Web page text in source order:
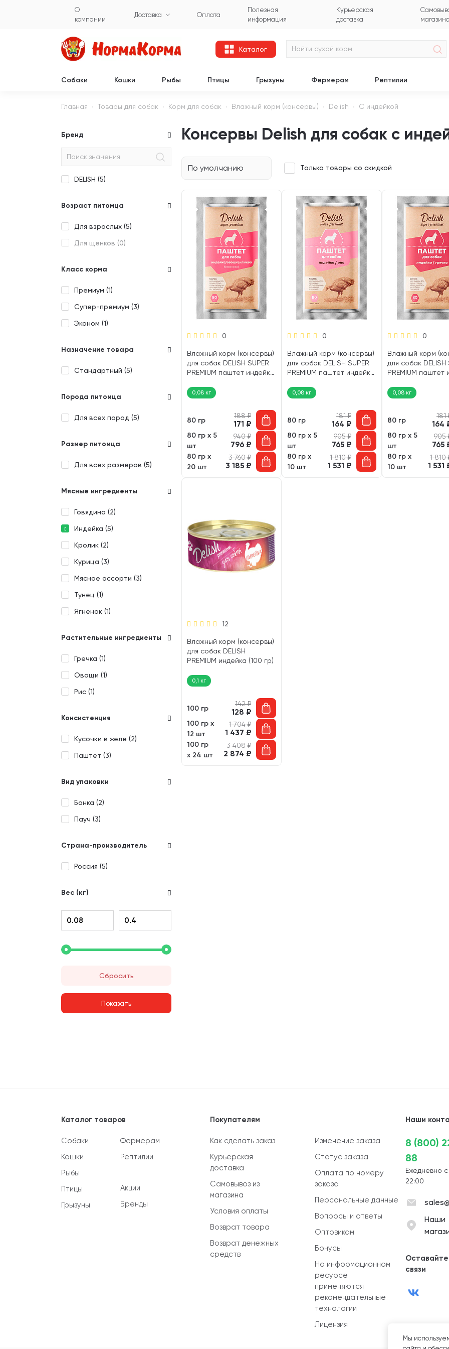
О
компании
Доставка Оплата
Полезная
информация
Курьерская
доставка
Каталог
Собаки Кошки Рыбы Птицы Грызуны Фермерам Рептилии
Главная Товары для собак Корм для собак Влажный корм (консервы) Delish С индейкой
Бренд
DELISH (5)
Возраст питомца
Для взрослых (5)
Для щенков (0)
Класс корма
Премиум (1)
Супер-премиум (3)
Эконом (1)
Назначение товара
Стандартный (5)
Порода питомца
Для всех пород (5)
Размер питомца
Для всех размеров (5)
Мясные ингредиенты
Говядина (2)
Индейка (5)
Кролик (2)
Курица (3)
Мясное ассорти (3)
Тунец (1)
Ягненок (1)
Растительные ингредиенты
Гречка (1)
Овощи (1)
Рис (1)
Консистенция
Кусочки в желе (2)
Паштет (3)
Вид упаковки
Банка (2)
Пауч (3)
Страна-производитель
Россия (5)
Вес (кг)
Сбросить
Консервы Delish для собак с
По умолчанию Только товары со скидкой
0
Влажный корм (консервы)
для собак DELISH SUPER
PREMIUM паштет индейка,
0,08 кг
80 гр
188₽
171 ₽
80 гр х 5
шт
940₽
796 ₽
80 гр х
20 шт
3 760₽
3 185 ₽
0
Влажный корм (консервы)
для собак DELISH SUPER
PREMIUM паштет индейка,
0,08 кг
80 гр
181₽
164 ₽
80 гр х 5
шт
905₽
765 ₽
80 гр х
10 шт
1 810₽
1 531 ₽
0
Влажный корм
для собак DELISH
PREMIUM паштет
0,08 кг
80 гр
181
164
80 гр х 5
шт
905
765
80 гр х
10 шт
1 810
1 531
12
Влажный корм (консервы)
для собак DELISH
PREMIUM индейка (100 гр)
0,1 кг
100 гр
142₽
128 ₽
100 гр х
12 шт
1 704₽
1 437 ₽
100 гр
х 24 шт
3 408₽
2 874 ₽
Каталог товаров
Собаки
Кошки
Рыбы
Птицы
Грызуны
Фермерам
Рептилии
Акции
Бренды
Покупателям
Как сделать заказ
Курьерская
доставка
Самовывоз из
магазина
Условия оплаты
Возврат товара
Возврат денежных
средств
Изменение заказа
Статус заказа
Оплата по номеру
заказа
Персональные данные
Вопросы и ответы
Оптовикам
Бонусы
На информационном
ресурсе
применяются
рекомендательные
технологии
Лицензия
Наши
8 (800)
88
Ежедневно
22:00
Наши
связи
Мы